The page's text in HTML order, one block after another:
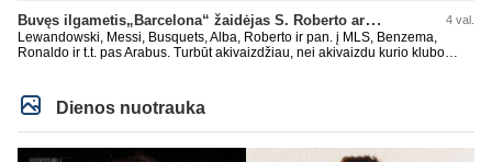
kontaktus su žaidėjo stovykla ar „City“ vadovais, oficialus formalus
pasiūlymas iki šiol nėra registruotas. ​Ispanijos gigantai tikrina situaciją ir
vertina galimybes, tačiau kol kas viskas vyksta tik žvalgybos ir neoficialių
Buvęs ilgametis„Barcelona“ žaidėjas S. Roberto artėja link persikėlimo į MLS 4 val.
Lewandowski, Messi, Busquets, Alba, Roberto ir pan. į MLS, Benzema,
Ronaldo ir t.t. pas Arabus. Turbūt akivaizdžiau, nei akivaizdu kurio klubo
Dienos nuotrauka